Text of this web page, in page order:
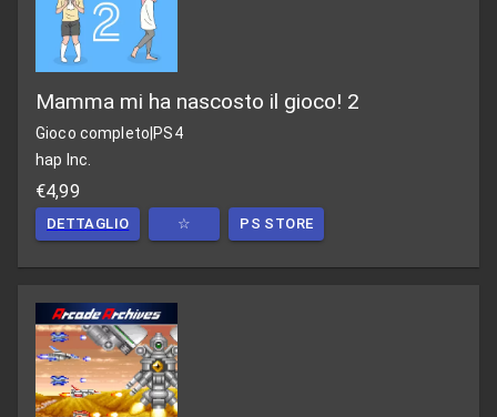
Mamma mi ha nascosto il gioco! 2
Gioco completo|PS4
hap Inc.
€4,99
DETTAGLIO ☆ PS STORE